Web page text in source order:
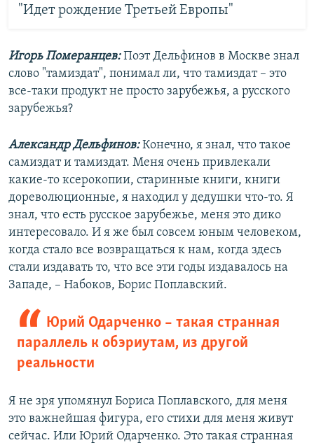
"Идет рождение Третьей Европы"
Игорь Померанцев:Поэт Дельфинов в Москве знал
слово "тамиздат", понимал ли, что тамиздат – это
все-таки продукт не просто зарубежья, а русского
зарубежья?
Александр Дельфинов:Конечно, я знал, что такое
самиздат и тамиздат. Меня очень привлекали
какие-то ксерокопии, старинные книги, книги
дореволюционные, я находил у дедушки что-то. Я
знал, что есть русское зарубежье, меня это дико
интересовало. И я же был совсем юным человеком,
когда стало все возвращаться к нам, когда здесь
стали издавать то, что все эти годы издавалось на
Западе, – Набоков, Борис Поплавский.
Юрий Одарченко – такая странная
параллель к обэриутам, из другой
реальности
Я не зря упомянул Бориса Поплавского, для меня
это важнейшая фигура, его стихи для меня живут
сейчас. Или Юрий Одарченко. Это такая странная